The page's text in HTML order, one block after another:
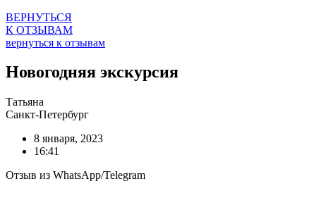
ВЕРНУТЬСЯ
К ОТЗЫВАМ
вернуться к отзывам
Новогодняя экскурсия
Татьяна
Санкт-Петербург
8 января, 2023
16:41
Отзыв из WhatsApp/Telegram